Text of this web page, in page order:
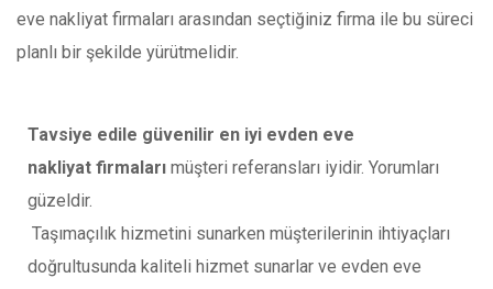
eve nakliyat firmaları arasından seçtiğiniz firma ile bu süreci
planlı bir şekilde yürütmelidir.
Tavsiye edile güvenilir en iyi evden eve
nakliyat firmaları müşteri referansları iyidir. Yorumları
güzeldir.
Taşımaçılık hizmetini sunarken müşterilerinin ihtiyaçları
doğrultusunda kaliteli hizmet sunarlar ve evden eve